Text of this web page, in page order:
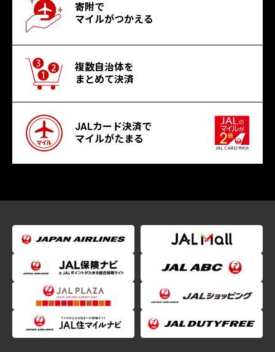
寄附で
マイルがつかえる
複数自治体を
まとめて決済
JALカード決済で
マイルがたまる